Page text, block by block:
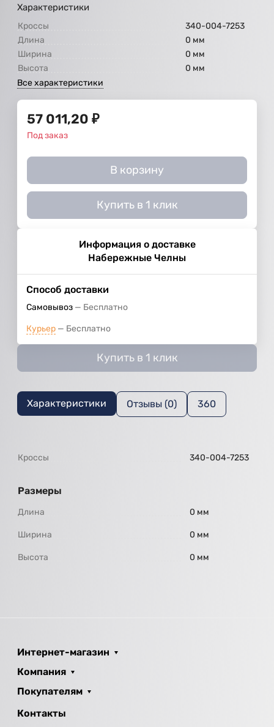
Характеристики
Кроссы
340-004-7253
Длина
0 мм
Ширина
0 мм
Высота
0 мм
Все характеристики
57 011,20 ₽
Под заказ
В корзину
Купить в 1 клик
Информация о доставке
Набережные Челны
Способ доставки
Самовывоз Бесплатно
Курьер Бесплатно
Купить в 1 клик
Характеристики Отзывы (0) 360
Кроссы 340-004-7253
Размеры
Длина 0 мм
Ширина 0 мм
Высота 0 мм
Интернет-магазин
Компания
Покупателям
Контакты